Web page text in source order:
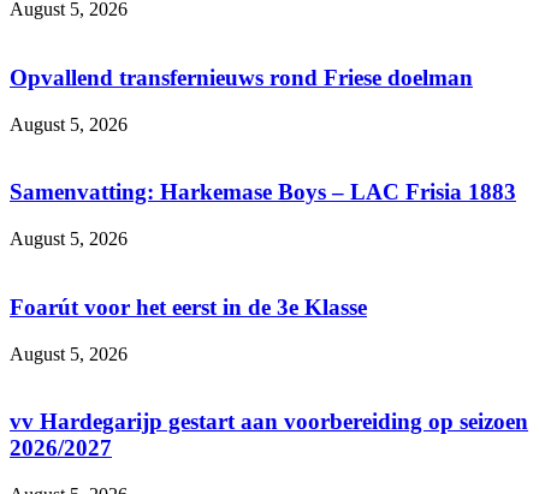
August 5, 2026
Opvallend transfernieuws rond Friese doelman
August 5, 2026
Samenvatting: Harkemase Boys – LAC Frisia 1883
August 5, 2026
Foarút voor het eerst in de 3e Klasse
August 5, 2026
vv Hardegarijp gestart aan voorbereiding op seizoen
2026/2027